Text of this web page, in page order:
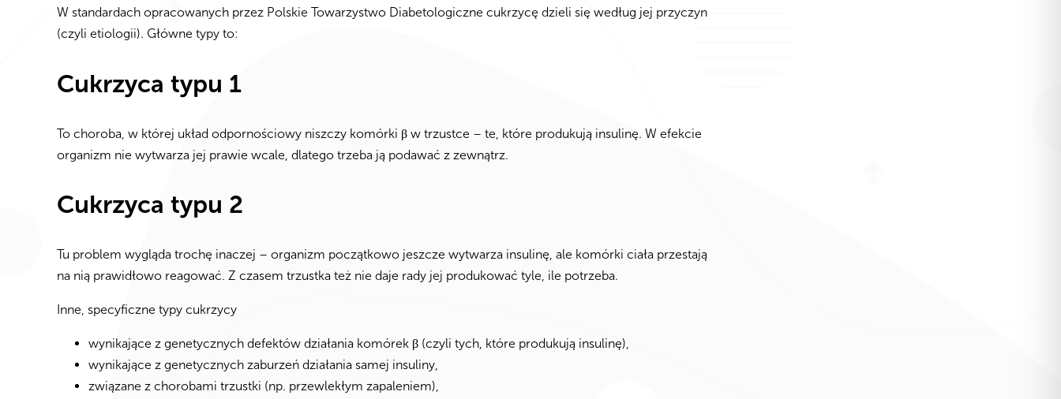
W standardach opracowanych przez Polskie Towarzystwo Diabetologiczne cukrzycę dzieli się według jej przyczyn
(czyli etiologii). Główne typy to:
Cukrzyca typu 1
To choroba, w której układ odpornościowy niszczy komórki β w trzustce – te, które produkują insulinę. W efekcie
organizm nie wytwarza jej prawie wcale, dlatego trzeba ją podawać z zewnątrz.
Cukrzyca typu 2
Tu problem wygląda trochę inaczej – organizm początkowo jeszcze wytwarza insulinę, ale komórki ciała przestają
na nią prawidłowo reagować. Z czasem trzustka też nie daje rady jej produkować tyle, ile potrzeba.
Inne, specyficzne typy cukrzycy
wynikające z genetycznych defektów działania komórek β (czyli tych, które produkują insulinę),
wynikające z genetycznych zaburzeń działania samej insuliny,
związane z chorobami trzustki (np. przewlekłym zapaleniem),